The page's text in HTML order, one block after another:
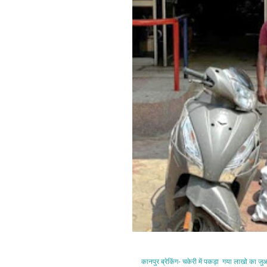
कानपुर ब्रेकिंग- चकेरी में पकड़ा गया लाखो का